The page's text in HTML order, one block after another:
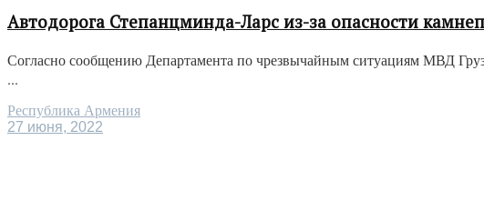
Автодорога Степанцминда-Ларс из-за опасности
Согласно сообщению Департамента по чрезвычайным ситуациям МВД
...
Республика Армения
27 июня, 2022